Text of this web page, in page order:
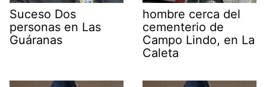
Suceso Dos
personas en Las
Guáranas
hombre cerca del
cementerio de
Campo Lindo, en La
Caleta